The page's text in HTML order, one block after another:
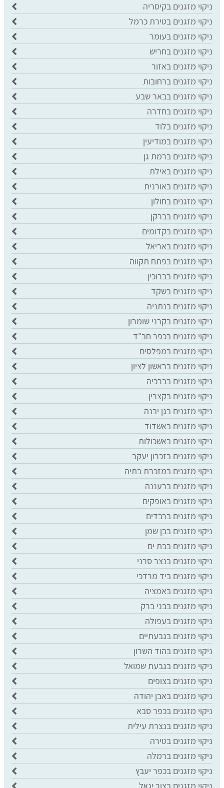
ניקוי מזגנים בקיסריה
ניקוי מזגנים בטירת כרמל
ניקוי מזגנים בעומר
ניקוי מזגנים בחריש
ניקוי מזגנים באזור
ניקוי מזגנים ברחובות
ניקוי מזגנים בבאר שבע
ניקוי מזגנים בחדרה
ניקוי מזגנים בלוד
ניקוי מזגנים במודיעין
ניקוי מזגנים ברמת גן
ניקוי מזגנים באילת
ניקוי מזגנים באורנית
ניקוי מזגנים בחולון
ניקוי מזגנים בברקן
ניקוי מזגנים בקדומים
ניקוי מזגנים באריאל
ניקוי מזגנים בפתח תקווה
ניקוי מזגנים בברוכין
ניקוי מזגנים בשקד
ניקוי מזגנים בנתניה
ניקוי מזגנים בקרני שומרון
ניקוי מזגנים בכפר חב"ד
ניקוי מזגנים במפלסים
ניקוי מזגנים בראשון לציון
ניקוי מזגנים בברכיה
ניקוי מזגנים בקצרין
ניקוי מזגנים בגן יבנה
ניקוי מזגנים באשדוד
ניקוי מזגנים באשכולות
ניקוי מזגנים בזכרון יעקב
ניקוי מזגנים במזכרת בתיה
ניקוי מזגנים ברעננה
ניקוי מזגנים באופקים
ניקוי מזגנים ברבדים
ניקוי מזגנים בבן שמן
ניקוי מזגנים בבת ים
ניקוי מזגנים בנצר סרני
ניקוי מזגנים ביד מרדכי
ניקוי מזגנים באמציה
ניקוי מזגנים בבני ברק
ניקוי מזגנים בעפולה
ניקוי מזגנים בגבעתיים
ניקוי מזגנים בהוד השרון
ניקוי מזגנים בגבעת שמואל
ניקוי מזגנים בצופים
ניקוי מזגנים באבן יהודה
ניקוי מזגנים בכפר סבא
ניקוי מזגנים בנצרת עילית
ניקוי מזגנים בטירה
ניקוי מזגנים ברמלה
ניקוי מזגנים בכפר יעבץ